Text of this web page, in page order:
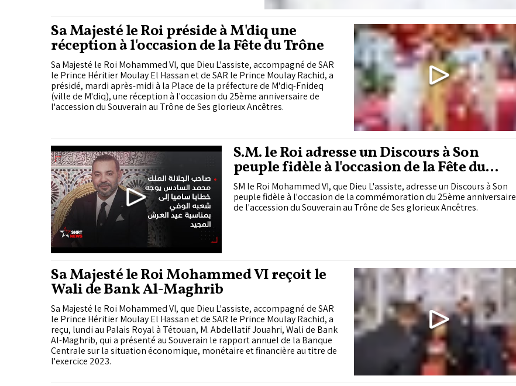
Trône de Ses Glorieux Ancêtres.
Sa Majesté le Roi préside à M'diq une
réception à l'occasion de la Fête du Trône
Sa Majesté le Roi Mohammed VI, que Dieu L'assiste, accompagné de SAR
le Prince Héritier Moulay El Hassan et de SAR le Prince Moulay Rachid, a
présidé, mardi après-midi à la Place de la préfecture de M'diq-Fnideq
(ville de M'diq), une réception à l'occasion du 25ème anniversaire de
l'accession du Souverain au Trône de Ses glorieux Ancêtres.
S.M. le Roi adresse un Discours à Son
peuple fidèle à l'occasion de la Fête du
Trône
SM le Roi Mohammed VI, que Dieu L'assiste, adresse un Discours à Son
peuple fidèle à l'occasion de la commémoration du 25ème anniversaire
de l'accession du Souverain au Trône de Ses glorieux Ancêtres.
Sa Majesté le Roi Mohammed VI reçoit le
Wali de Bank Al-Maghrib
Sa Majesté le Roi Mohammed VI, que Dieu L'assiste, accompagné de SAR
le Prince Héritier Moulay El Hassan et de SAR le Prince Moulay Rachid, a
reçu, lundi au Palais Royal à Tétouan, M. Abdellatif Jouahri, Wali de Bank
Al-Maghrib, qui a présenté au Souverain le rapport annuel de la Banque
Centrale sur la situation économique, monétaire et financière au titre de
l'exercice 2023.